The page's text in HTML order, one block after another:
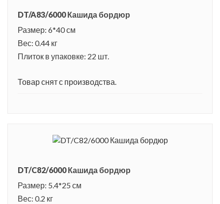
DT/A83/6000 Кашида бордюр
Размер: 6*40 см
Вес: 0.44 кг
Плиток в упаковке: 22 шт.
Товар снят с производства.
DT/C82/6000 Кашида бордюр
Размер: 5.4*25 см
Вес: 0.2 кг